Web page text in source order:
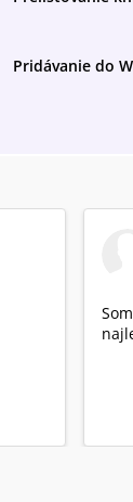
Pridávanie do